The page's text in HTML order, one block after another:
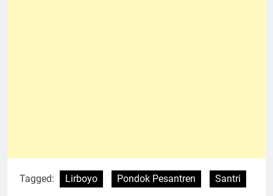
Tagged: Lirboyo Pondok Pesantren Santri